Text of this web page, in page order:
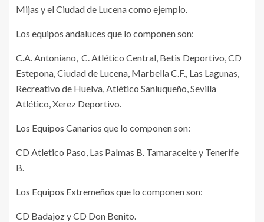
Mijas y el Ciudad de Lucena como ejemplo.
Los equipos andaluces que lo componen son:
C.A. Antoniano, C. Atlético Central, Betis Deportivo, CD
Estepona, Ciudad de Lucena, Marbella C.F., Las Lagunas,
Recreativo de Huelva, Atlético Sanluqueño, Sevilla
Atlético, Xerez Deportivo.
Los Equipos Canarios que lo componen son:
CD Atletico Paso, Las Palmas B. Tamaraceite y Tenerife
B.
Los Equipos Extremeños que lo componen son:
CD Badajoz y CD Don Benito.